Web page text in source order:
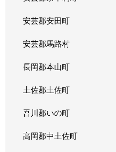
安芸郡安田町
安芸郡馬路村
長岡郡本山町
土佐郡土佐町
吾川郡いの町
高岡郡中土佐町